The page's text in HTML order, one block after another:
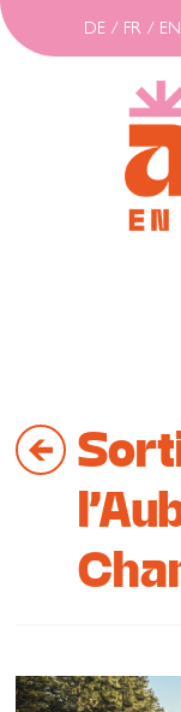
DE / FR / EN
Explorer
Bouger
Se loger
Se restaurer